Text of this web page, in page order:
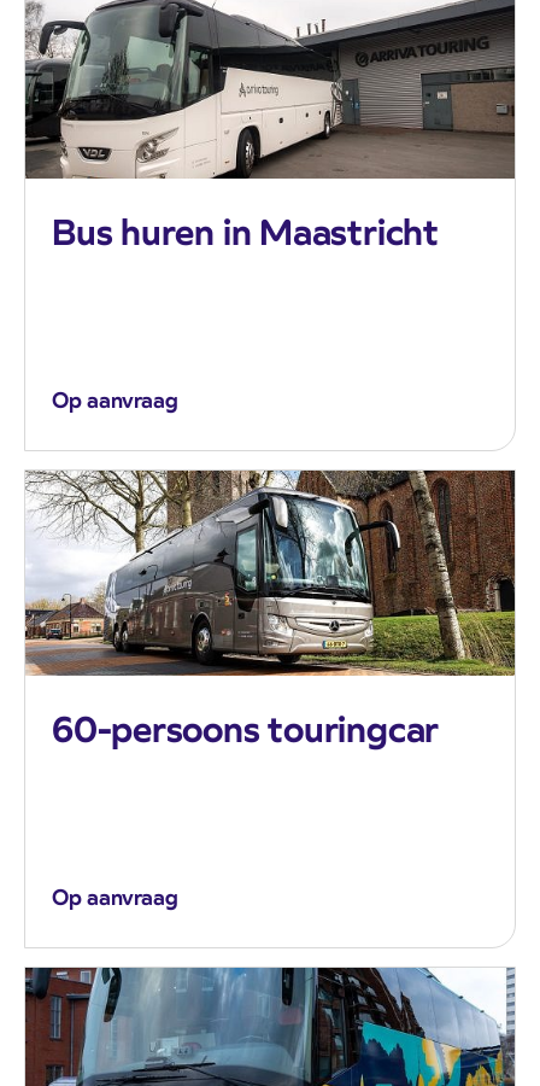
Bus huren in Maastricht
Op aanvraag
60-persoons touringcar
Op aanvraag